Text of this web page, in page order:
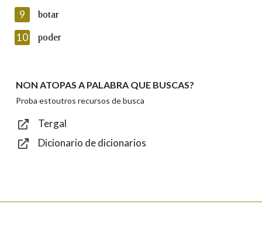
Introduce o código que aparece na imaxe:
Texto de verificación
9 botar
10 poder
NON ATOPAS A PALABRA QUE BUSCAS?
Proba estoutros recursos de busca
Tergal
Dicionario de dicionarios